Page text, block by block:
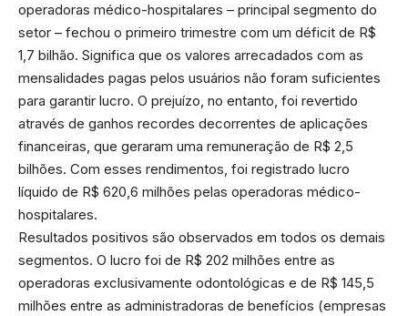
operadoras médico-hospitalares – principal segmento do
setor – fechou o primeiro trimestre com um déficit de R$
1,7 bilhão. Significa que os valores arrecadados com as
mensalidades pagas pelos usuários não foram suficientes
para garantir lucro. O prejuízo, no entanto, foi revertido
através de ganhos recordes decorrentes de aplicações
financeiras, que geraram uma remuneração de R$ 2,5
bilhões. Com esses rendimentos, foi registrado lucro
líquido de R$ 620,6 milhões pelas operadoras médico-
hospitalares.
Resultados positivos são observados em todos os demais
segmentos. O lucro foi de R$ 202 milhões entre as
operadoras exclusivamente odontológicas e de R$ 145,5
milhões entre as administradoras de benefícios (empresas